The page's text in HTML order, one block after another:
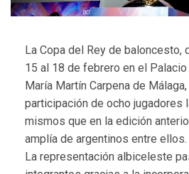
La Copa del Rey de baloncesto,
15 al 18 de febrero en el
María Martín Carpena de
participación de ocho jugadores
mismos que en la edición
amplía de argentinos entre ellos.
La representación albiceleste